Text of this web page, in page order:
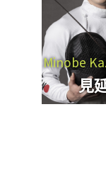
Minobe
見